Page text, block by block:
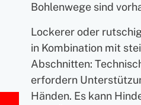
Bohlenwege sind
Lockerer oder
in Kombination mit
Abschnitten:
erfordern
Händen. Es kann